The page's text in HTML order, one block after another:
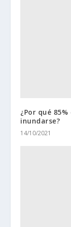
¿Por qué
inundarse?
14/10/2021